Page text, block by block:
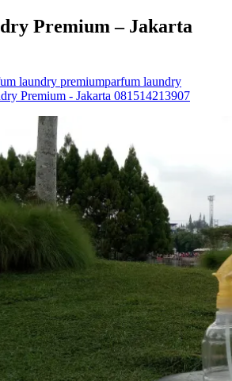
Premium – Jakarta
laundry premiumparfum laundry
Premium - Jakarta 081514213907